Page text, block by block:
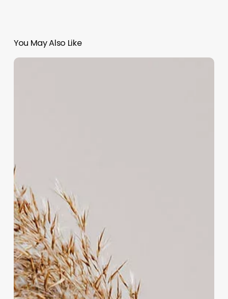
You May Also Like